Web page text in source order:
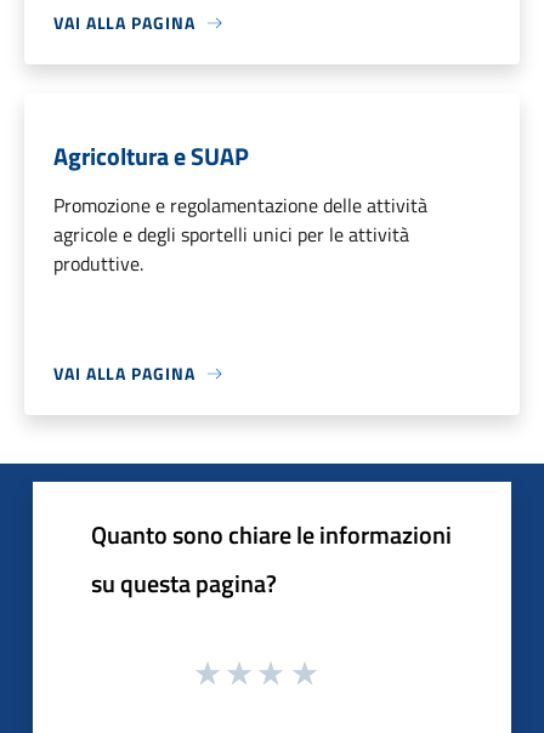
VAI ALLA PAGINA
Agricoltura e SUAP
Promozione e regolamentazione delle attività
agricole e degli sportelli unici per le attività
produttive.
VAI ALLA PAGINA
Quanto sono chiare le informazioni
su questa pagina?